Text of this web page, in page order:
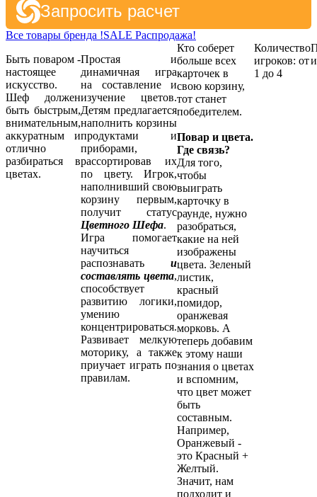
Запросить расчет
Все товары бренда !SALE Распродажа!
Быть поваром -
настоящее
искусство.
Шеф должен
быть быстрым,
внимательным,
аккуратным и
отлично
разбираться в
цветах.
Простая и
динамичная игра
на составление и
изучение цветов.
Детям предлагается
наполнить корзины
продуктами и
приборами,
рассортировав их
по цвету. Игрок,
наполнивший свою
корзину первым,
получит статус
Цветного Шефа.
Игра помогает
научиться
распознавать и
составлять цвета,
способствует
развитию логики,
умению
концентрироваться.
Развивает мелкую
моторику, а также
приучает играть по
правилам.
Кто соберет
больше всех
карточек в
свою корзину,
тот станет
победителем.
Повар и цвета.
Где связь?
Для того,
чтобы
выиграть
карточку в
раунде, нужно
разобраться,
какие на ней
изображены
цвета. Зеленый
листик,
красный
помидор,
оранжевая
морковь. А
теперь добавим
к этому наши
знания о цветах
и вспомним,
что цвет может
быть
составным.
Например,
Оранжевый -
это Красный +
Желтый.
Значит, нам
подходит и
Количество
игроков: от
1 до 4